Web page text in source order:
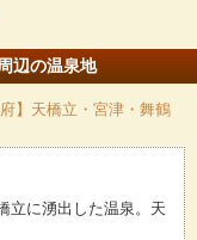
辺の温泉地
】天橋立・宮津・舞鶴
立に湧出した温泉。天